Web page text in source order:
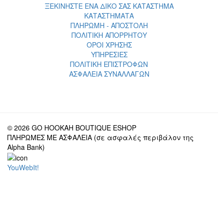
ΞΕΚΙΝΗΣΤΕ ΕΝΑ ΔΙΚΟ ΣΑΣ ΚΑΤΑΣΤΗΜΑ
ΚΑΤΑΣΤΗΜΑΤΑ
ΠΛΗΡΩΜΗ - ΑΠΟΣΤΟΛΗ
ΠΟΛΙΤΙΚΗ ΑΠΟΡΡΗΤΟΥ
ΟΡΟΙ ΧΡΗΣΗΣ
ΥΠΗΡΕΣΙΕΣ
ΠΟΛΙΤΙΚΗ ΕΠΙΣΤΡΟΦΩΝ
ΑΣΦΑΛΕΙΑ ΣΥΝΑΛΛΑΓΩΝ
© 2026 GO HOOKAH BOUTIQUE ESHOP
ΠΛΗΡΩΜΕΣ ΜΕ ΑΣΦΑΛΕΙΑ (σε ασφαλές περιβάλον της
Alpha Bank)
YouWebIt!